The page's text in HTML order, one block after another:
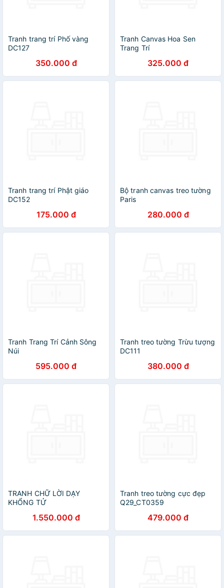
Tranh trang trí Phố vàng
DC127
350.000 đ
Tranh Canvas Hoa Sen
Trang Trí
325.000 đ
Tranh trang trí Phật giáo
DC152
175.000 đ
Bộ tranh canvas treo tường
Paris
280.000 đ
Tranh Trang Trí Cảnh Sông
Núi
595.000 đ
Tranh treo tường Trừu tượng
DC111
380.000 đ
TRANH CHỮ LỜI DẠY
KHỔNG TỬ
1.550.000 đ
Tranh treo tường cực đẹp
Q29_CT0359
479.000 đ